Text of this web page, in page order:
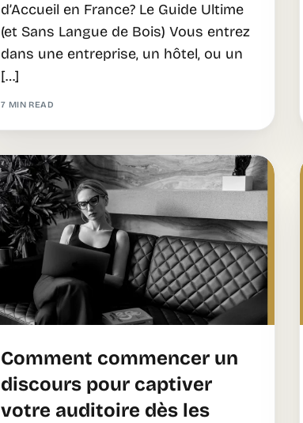
d’Accueil en France? Le Guide Ultime
(et Sans Langue de Bois) Vous entrez
dans une entreprise, un hôtel, ou un
[…]
7 MIN READ
Comment commencer un
discours pour captiver
votre auditoire dès les